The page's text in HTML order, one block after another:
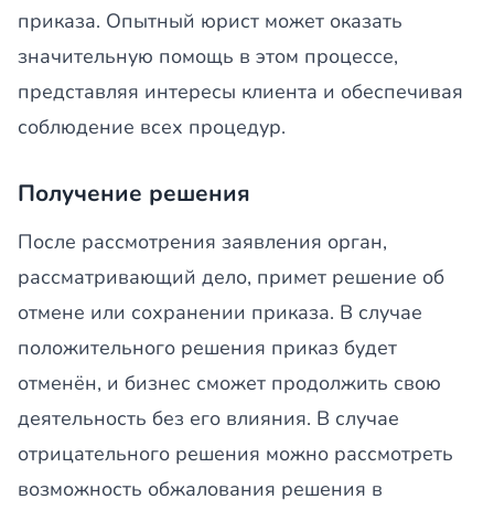
приказа. Опытный юрист может оказать
значительную помощь в этом процессе,
представляя интересы клиента и обеспечивая
соблюдение всех процедур.
Получение решения
После рассмотрения заявления орган,
рассматривающий дело, примет решение об
отмене или сохранении приказа. В случае
положительного решения приказ будет
отменён, и бизнес сможет продолжить свою
деятельность без его влияния. В случае
отрицательного решения можно рассмотреть
возможность обжалования решения в